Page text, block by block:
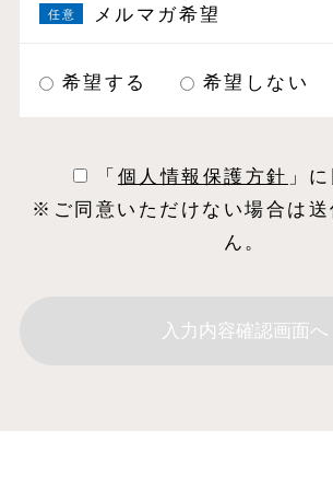
メルマガ希望
希望する 希望しない
「個⼈情報保護⽅針 」
※ご同意いただけない場合は送
ん。